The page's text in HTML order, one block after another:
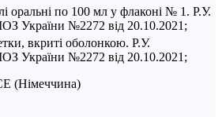
оральні по 100 мл у флаконі № 1. Р.У.
України №2272 від 20.10.2021;
вкриті оболонкою. Р.У.
України №2272 від 20.10.2021;
(Німеччина)